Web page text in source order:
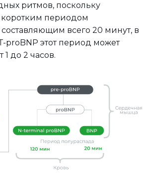
ритмов, поскольку
коротким периодом
всего 20 минут, в
proBNP этот период может
1 до 2 часов.